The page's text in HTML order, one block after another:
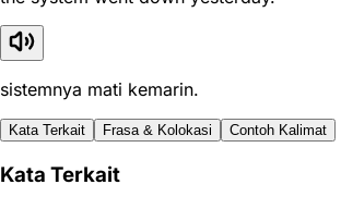
sistemnya mati kemarin.
Kata Terkait Frasa & Kolokasi Contoh Kalimat
Kata Terkait